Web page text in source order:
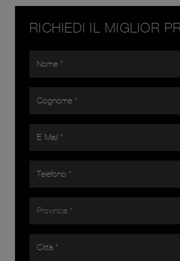
RICHIEDI IL MIGLIOR